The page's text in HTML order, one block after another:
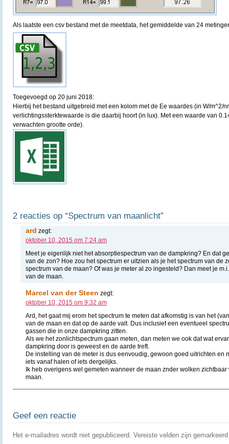
Als laatste een csv bestand met de meetdata, het gemiddelde van 24
Toegevoegd op 20 juni 2018:
Hierbij het bestand uitgebreid met een kolom met de Ee waardes (in W/m^2/
verlichtingssterktewaarde is die daarbij hoort (in lux). Met een waarde van
verwachten grootte orde).
2 reacties op “Spectrum van maanlicht”
ard zegt:
oktober 10, 2015 om 7:24 am
Meet je eigenlijk niet het absorptiespectrum van de dampkring? En dat
van de zon? Hoe zou het spectrum er uitzien als je het spectrum van de
spectrum van de maan? Of was je meter al zo ingesteld? Dan meet je
van de maan.
Marcel van der Steen zegt:
oktober 10, 2015 om 9:32 am
Ard, het gaat mij erom het spectrum te meten dat afkomstig is van het
van de maan en dat op de aarde valt. Dus inclusief een eventueel
gassen die in onze dampkring zitten.
Als we het zonlichtspectrum gaan meten, dan meten we ook dat wat
dampkring door is geweest en de aarde treft.
De instelling van de meter is dus eenvoudig, gewoon goed uitrichten en
iets vanaf halen of iets dergelijks.
Ik heb overigens wel gemeten wanneer de maan znder wolken
maan.
Geef een reactie
Het e-mailadres wordt niet gepubliceerd. Vereiste velden zijn